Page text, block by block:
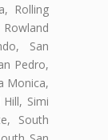
Rolling
San
Pedro,
Monica,
Simi
South